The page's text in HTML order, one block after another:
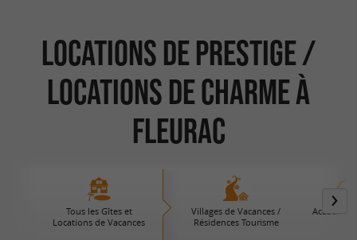
Locations de Prestige /
Locations de Charme à
Fleurac
Tous les Gîtes et
Locations de Vacances
Villages de Vacances /
Résidences Tourisme
Accueil à